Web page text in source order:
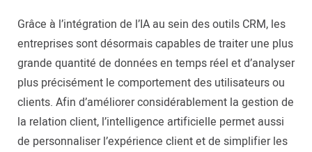
Grâce à l’intégration de l’IA au sein des outils CRM, les
entreprises sont désormais capables de traiter une plus
grande quantité de données en temps réel et d’analyser
plus précisément le comportement des utilisateurs ou
clients. Afin d’améliorer considérablement la gestion de
la relation client, l’intelligence artificielle permet aussi
de personnaliser l’expérience client et de simplifier les